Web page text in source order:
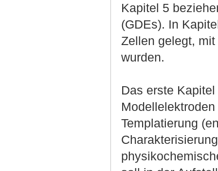
Kapitel 5
(GDEs). In
Zellen gelegt,
wurden.
Das erste
Templatierung